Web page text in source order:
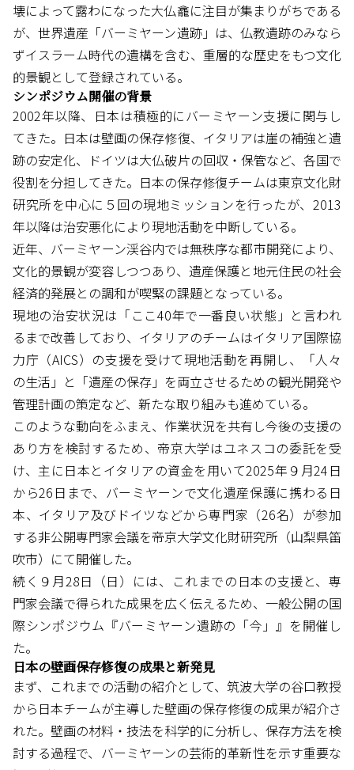
壊によって露わになった大仏龕に注目が集まりがちである
が、世界遺産「バーミヤーン遺跡」は、仏教遺跡のみなら
ずイスラーム時代の遺構を含む、重層的な歴史をもつ文化
的景観として登録されている。
シンポジウム開催の背景
2002年以降、日本は積極的にバーミヤーン支援に関与し
てきた。日本は壁画の保存修復、イタリアは崖の補強と遺
跡の安定化、ドイツは大仏破片の回収・保管など、各国で
役割を分担してきた。日本の保存修復チームは東京文化財
研究所を中心に５回の現地ミッションを行ったが、2013
年以降は治安悪化により現地活動を中断している。
近年、バーミヤーン渓谷内では無秩序な都市開発により、
文化的景観が変容しつつあり、遺産保護と地元住民の社会
経済的発展との調和が喫緊の課題となっている。
現地の治安状況は「ここ40年で一番良い状態」と言われ
るまで改善しており、イタリアのチームはイタリア国際協
力庁（AICS）の支援を受けて現地活動を再開し、「人々
の生活」と「遺産の保存」を両立させるための観光開発や
管理計画の策定など、新たな取り組みも進めている。
このような動向をふまえ、作業状況を共有し今後の支援の
あり方を検討するため、帝京大学はユネスコの委託を受
け、主に日本とイタリアの資金を用いて2025年９月24日
から26日まで、バーミヤーンで文化遺産保護に携わる日
本、イタリア及びドイツなどから専門家（26名）が参加
する非公開専門家会議を帝京大学文化財研究所（山梨県笛
吹市）にて開催した。
続く９月28日（日）には、これまでの日本の支援と、専
門家会議で得られた成果を広く伝えるため、一般公開の国
際シンポジウム『バーミヤーン遺跡の「今」』を開催し
た。
日本の壁画保存修復の成果と新発見
まず、これまでの活動の紹介として、筑波大学の谷口教授
から日本チームが主導した壁画の保存修復の成果が紹介さ
れた。壁画の材料・技法を科学的に分析し、保存方法を検
討する過程で、バーミヤーンの芸術的革新性を示す重要な